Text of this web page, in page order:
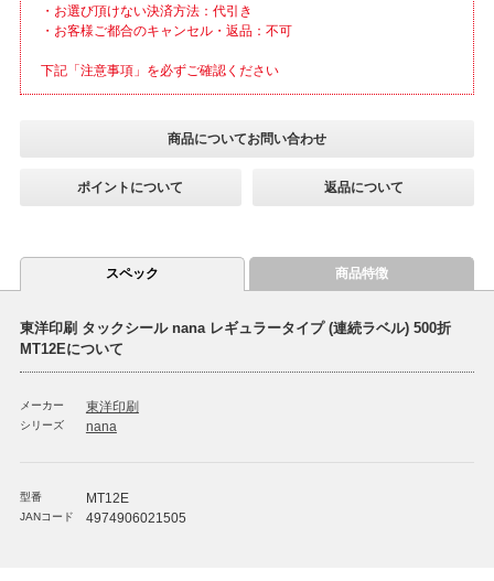
・お選び頂けない決済方法：代引き
・お客様ご都合のキャンセル・返品：不可
下記「注意事項」を必ずご確認ください
商品についてお問い合わせ
ポイントについて 返品について
スペック 商品特徴
東洋印刷 タックシール nana レギュラータイプ (連続ラベル) 500折
MT12Eについて
メーカー 東洋印刷
シリーズ nana
型番 MT12E
JANコード 4974906021505